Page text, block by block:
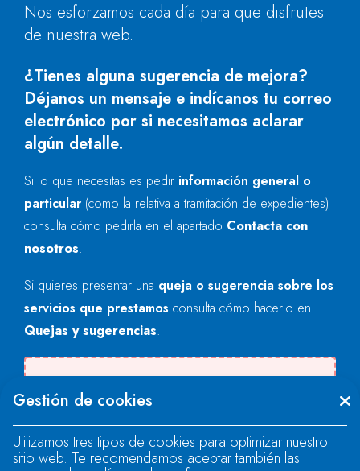
Nos esforzamos cada día para que disfrutes
de nuestra web.
¿Tienes alguna sugerencia de mejora?
Déjanos un mensaje e indícanos tu correo
electrónico por si necesitamos aclarar
algún detalle.
Si lo que necesitas es pedir información general o
particular (como la relativa a tramitación de expedientes)
consulta cómo pedirla en el apartado Contacta con
nosotros.
Si quieres presentar una queja o sugerencia sobre los
servicios que prestamos consulta cómo hacerlo en
Quejas y sugerencias.
"text".
Se produjo un error al cargar el campo
Gestión de cookies
Utilizamos tres tipos de cookies para optimizar nuestro
sitio web. Te recomendamos aceptar también las